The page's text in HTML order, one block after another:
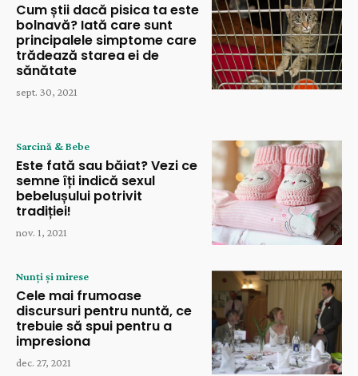
Cum știi dacă pisica ta este
bolnavă? Iată care sunt
principalele simptome care
trădează starea ei de
sănătate
sept. 30, 2021
Sarcină & Bebe
Este fată sau băiat? Vezi ce
semne îți indică sexul
bebelușului potrivit
tradiției!
nov. 1, 2021
Nunți și mirese
Cele mai frumoase
discursuri pentru nuntă, ce
trebuie să spui pentru a
impresiona
dec. 27, 2021